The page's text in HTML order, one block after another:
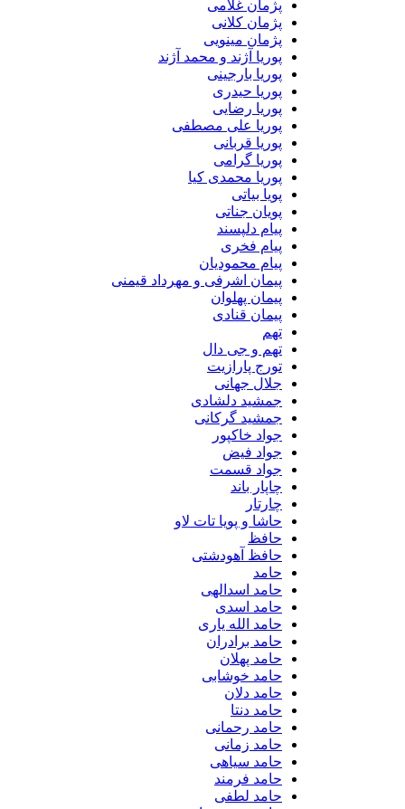
پژمان غلامی
پژمان کلانی
پژمان مینویی
پوریا آژند و محمد آژند
پوریا بارجینی
پوریا حیدری
پوریا رضایی
پوریا علی مصطفی
پوریا قربانی
پوریا گرامی
پوریا محمدی کیا
پویا بیاتی
پویان جناتی
پیام دلپسند
پیام فخری
پیام محمودیان
پیمان اشرفی و مهرداد قیمنی
پیمان پهلوان
پیمان قنادی
تهم
تهم و جی دال
تورج پارازیت
جلال جهانی
جمشید دلشادی
جمشید گرکانی
جواد خاکپور
جواد فیض
جواد قسمت
چاپار باند
چارتار
حاشا و پویا تات لاو
حافظ
حافظ آهودشتی
حامد
حامد اسدالهی
حامد اسدی
حامد الله یاری
حامد برادران
حامد پهلان
حامد خوشابی
حامد دلان
حامد دنتا
حامد رحمانی
حامد زمانی
حامد سیاهی
حامد فرمند
حامد لطفی